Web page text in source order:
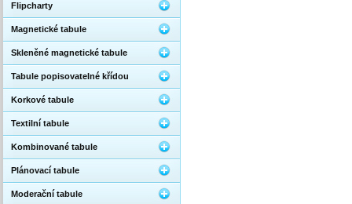
Flipcharty
Magnetické tabule
Skleněné magnetické tabule
Tabule popisovatelné křídou
Korkové tabule
Textilní tabule
Kombinované tabule
Plánovací tabule
Moderační tabule